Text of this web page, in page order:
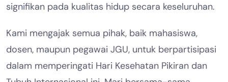
signifikan pada kualitas hidup secara keseluruhan.
Kami mengajak semua pihak, baik mahasiswa,
dosen, maupun pegawai JGU, untuk berpartisipasi
dalam memperingati Hari Kesehatan Pikiran dan